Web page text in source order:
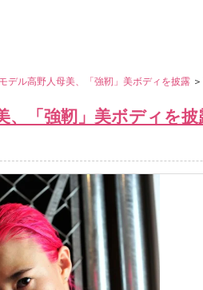
デル高野人母美、「強靭」美ボディを披露
、「強靭」美ボディを披